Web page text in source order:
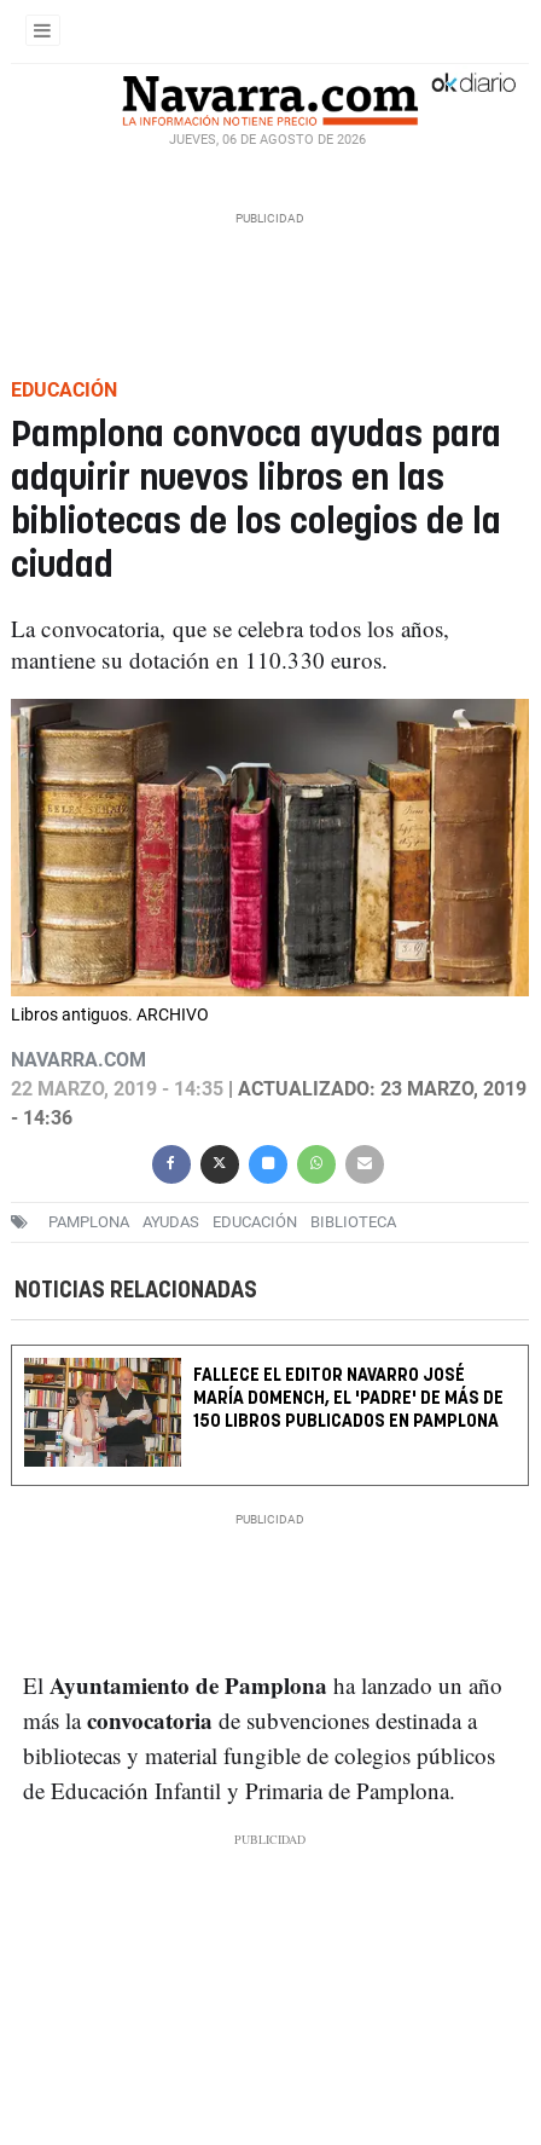
JUEVES, 06 DE AGOSTO DE 2026
EDUCACIÓN
Pamplona convoca ayudas para
adquirir nuevos libros en las
bibliotecas de los colegios de la
ciudad
La convocatoria, que se celebra todos los años,
mantiene su dotación en 110.330 euros.
Libros antiguos. ARCHIVO
NAVARRA.COM
22 MARZO, 2019 - 14:35 | ACTUALIZADO: 23 MARZO, 2019
- 14:36
PAMPLONA AYUDAS EDUCACIÓN BIBLIOTECA
NOTICIAS RELACIONADAS
FALLECE EL EDITOR NAVARRO JOSÉ
MARÍA DOMENCH, EL 'PADRE' DE MÁS DE
150 LIBROS PUBLICADOS EN PAMPLONA
El Ayuntamiento de Pamplona ha lanzado un año
más laconvocatoria de subvenciones destinada a
bibliotecas y material fungible de colegios públicos
de Educación Infantil y Primaria de Pamplona.